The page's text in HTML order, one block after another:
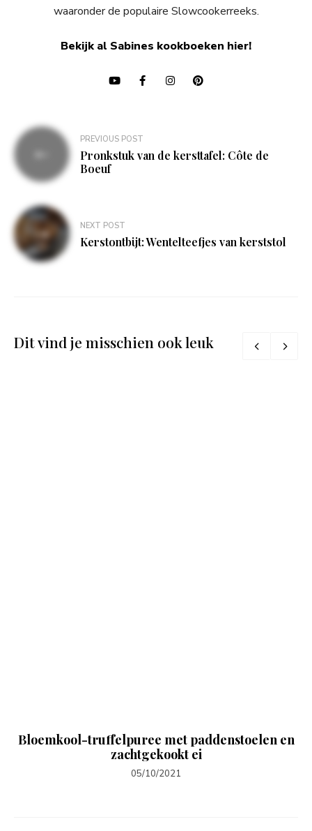
waaronder de populaire Slowcookerreeks.
Bekijk al Sabines kookboeken hier!
Bericht
navigatie
PREVIOUS POST
Pronkstuk van de kersttafel: Côte de
Boeuf
NEXT POST
Kerstontbijt: Wentelteefjes van kerststol
Dit vind je misschien ook leuk
Bloemkool-truffelpuree met paddenstoelen en
zachtgekookt ei
05/10/2021